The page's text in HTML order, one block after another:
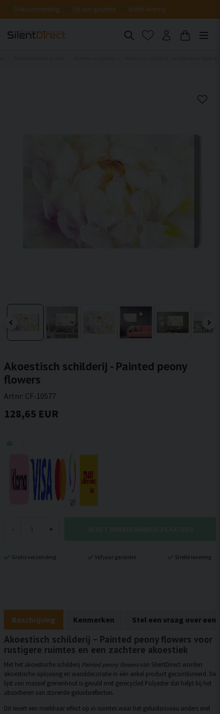
Gratis verzending Vijf jaar garantie Snelle levering
Akoestisch schilderij - Painted peony
flowers
Artnr: CF-10577
128,65 EUR
- +
Gratis verzending Vijf jaar garantie Snelle levering
Beschrijving Kenmerken Stel een vraag over een
Akoestisch schilderij – Painted peony flowers voor
rustigere ruimtes en een zachtere akoestiek
Met het akoestische schilderij Painted peony flowersvan SilentDirect worden
akoestische oplossing en wanddecoratie in één enkel product gecombineerd. De
lijst van massief grenenhout is gevuld met gerecycled Polyester dat helpt bij het
absorberen van storende geluidsreflecties.
Dit levert een merkbaar effect op in ruimtes waar het geluidsniveau anders snel